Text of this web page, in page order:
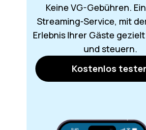
Keine VG-Gebühren.
Streaming-Service, mit
Erlebnis Ihrer Gäste
und steuern.
Kostenlos